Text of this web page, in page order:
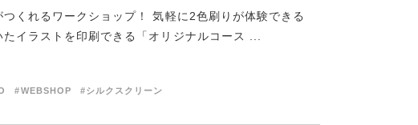
くれるワークショップ！ 気軽に2色刷りが体験できる
イラストを印刷できる「オリジナルコース ...
#WEBSHOP #シルクスクリーン